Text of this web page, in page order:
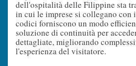
dell'ospitalità delle Filippine sta
in cui le imprese si collegano con
codici forniscono un modo
soluzione di continuità per
dettagliate, migliorando
l'esperienza del visitatore.